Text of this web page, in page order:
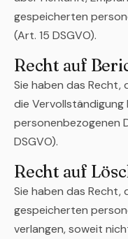
gespeicherten
(Art. 15 DSGVO).
Recht auf
Sie haben das
die
personenbezogenen
DSGVO).
Recht auf
Sie haben das Recht,
gespeicherten
verlangen, soweit